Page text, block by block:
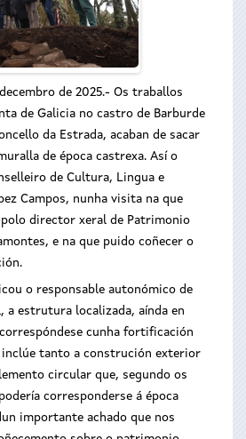
de 2025.- Os traballos
de Galicia no castro de Barburde
da Estrada, acaban de sacar
de época castrexa. Así o
de Cultura, Lingua e
Campos, nunha visita na que
director xeral de Patrimonio
e na que puido coñecer o
o responsable autonómico de
a estrutura localizada, aínda en
cunha fortificación
inclúe tanto a construción exterior
circular que, segundo os
corresponderse á época
importante achado que nos